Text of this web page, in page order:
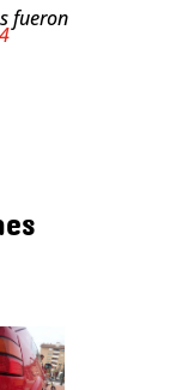
fueron
4